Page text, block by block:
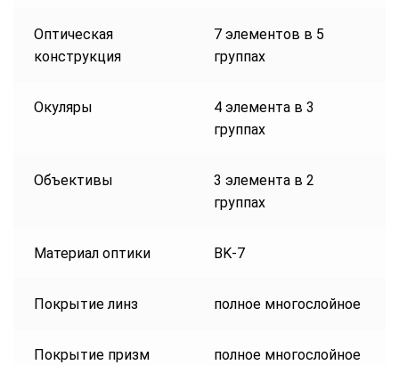
Оптическая
конструкция
7 элементов в 5
группах
Окуляры
4 элемента в 3
группах
Объективы
3 элемента в 2
группах
Материал оптики BK-7
Покрытие линз полное многослойное
Покрытие призм полное многослойное